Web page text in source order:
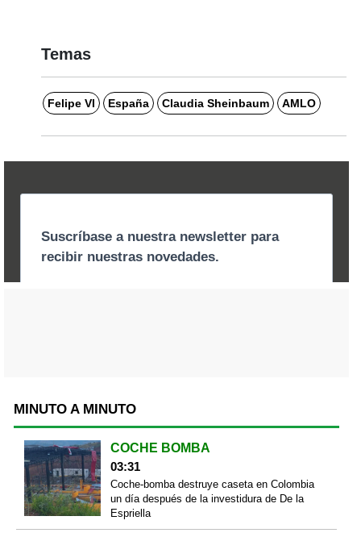
Temas
Felipe VI España Claudia Sheinbaum AMLO
MINUTO A MINUTO
COCHE BOMBA
03:31
Coche-bomba destruye caseta en Colombia
un día después de la investidura de De la
Espriella